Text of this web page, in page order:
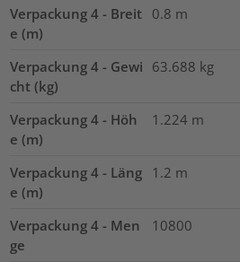
Verpackung 4 - Breit
e (m)
0.8 m
Verpackung 4 - Gewi
cht (kg)
63.688 kg
Verpackung 4 - Höh
e (m)
1.224 m
Verpackung 4 - Läng
e (m)
1.2 m
Verpackung 4 - Men
ge
10800